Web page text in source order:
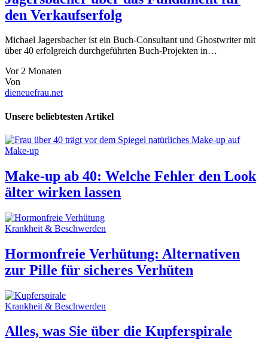
den Verkaufserfolg
Michael Jagersbacher ist ein Buch-Consultant und Ghostwriter mit
über 40 erfolgreich durchgeführten Buch-Projekten in…
Vor 2 Monaten
Von
dieneuefrau.net
Unsere beliebtesten Artikel
Make-up
Make-up ab 40: Welche Fehler den Look
älter wirken lassen
Krankheit & Beschwerden
Hormonfreie Verhütung: Alternativen
zur Pille für sicheres Verhüten
Krankheit & Beschwerden
Alles, was Sie über die Kupferspirale